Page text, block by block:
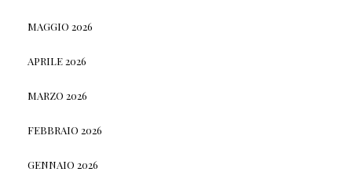
MAGGIO 2026
APRILE 2026
MARZO 2026
FEBBRAIO 2026
GENNAIO 2026